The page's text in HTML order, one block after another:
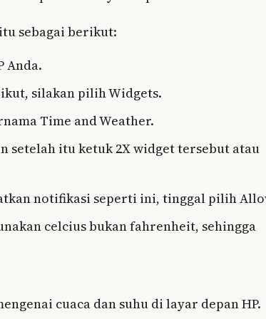
sebagai berikut:
Anda.
silakan pilih Widgets.
Time and Weather.
setelah itu ketuk 2X widget tersebut atau
notifikasi seperti ini, tinggal pilih
celcius bukan fahrenheit, sehingga
cuaca dan suhu di layar depan HP.